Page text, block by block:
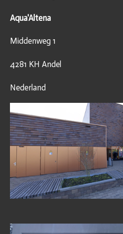
Aqua'Altena
Middenweg 1
4281 KH Andel
Nederland